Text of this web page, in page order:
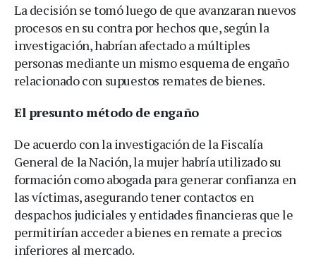
La decisión se tomó luego de que avanzaran nuevos
procesos en su contra por hechos que, según la
investigación, habrían afectado a múltiples
personas mediante un mismo esquema de engaño
relacionado con supuestos remates de bienes.
El presunto método de engaño
De acuerdo con la investigación de la Fiscalía
General de la Nación, la mujer habría utilizado su
formación como abogada para generar confianza en
las víctimas, asegurando tener contactos en
despachos judiciales y entidades financieras que le
permitirían acceder a bienes en remate a precios
inferiores al mercado.